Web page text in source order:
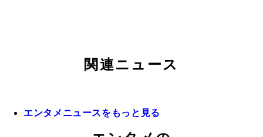
関連ニュース
エンタメニュースをもっと見る